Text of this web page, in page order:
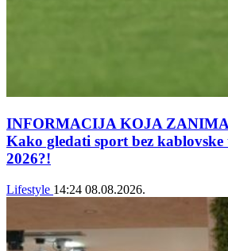
INFORMACIJA KOJA
Kako gledati sport bez
2026?!
Lifestyle 14:24 08.08.2026.